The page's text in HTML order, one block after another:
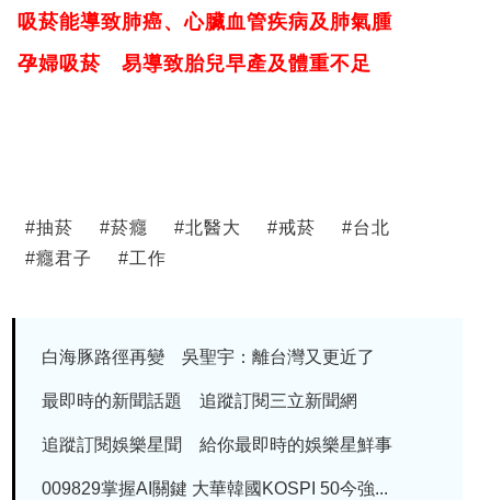
吸菸能導致肺癌、心臟血管疾病及肺氣腫
孕婦吸菸 易導致胎兒早產及體重不足
#抽菸 #菸癮 #北醫大 #戒菸 #台北
#癮君子 #工作
白海豚路徑再變 吳聖宇：離台灣又更近了
最即時的新聞話題 追蹤訂閱三立新聞網
追蹤訂閱娛樂星聞 給你最即時的娛樂星鮮事
009829掌握AI關鍵 大華韓國KOSPI 50今強...